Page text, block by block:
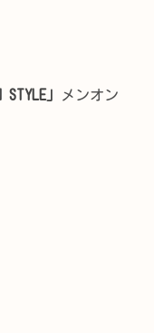
STYLE」
メンオン